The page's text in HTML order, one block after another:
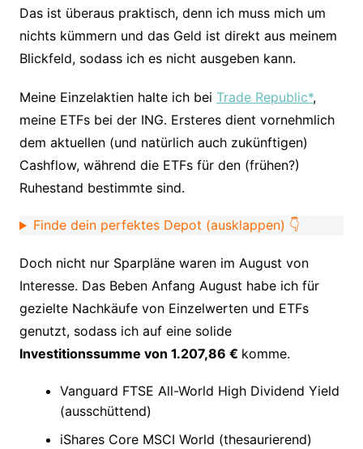
Das ist überaus praktisch, denn ich muss mich um
nichts kümmern und das Geld ist direkt aus meinem
Blickfeld, sodass ich es nicht ausgeben kann.
Meine Einzelaktien halte ich bei Trade Republic*,
meine ETFs bei der ING. Ersteres dient vornehmlich
dem aktuellen (und natürlich auch zukünftigen)
Cashflow, während die ETFs für den (frühen?)
Ruhestand bestimmte sind.
Finde dein perfektes Depot (ausklappen) 👇
Doch nicht nur Sparpläne waren im August von
Interesse. Das Beben Anfang August habe ich für
gezielte Nachkäufe von Einzelwerten und ETFs
genutzt, sodass ich auf eine solide
Investitionssumme von 1.207,86 € komme.
Vanguard FTSE All-World High Dividend Yield
(ausschüttend)
iShares Core MSCI World (thesaurierend)